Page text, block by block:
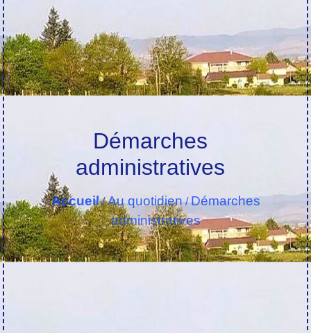
Démarches
administratives
Accueil/Au quotidien/Démarches
administratives